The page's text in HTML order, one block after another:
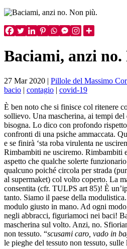
Baciami, anzi
27 Mar 2020 | Pillole del Massimo
bacio | contagio | covid-19
È ben noto che si finisce col ritenere
sollievo. Una mascherina, ai tempi
bisogna. Lo dico con profondo
confronti di una psiche ammaccata.
e se finirà ‘sta roba virulenta ne
Rimbambiti ne usciremo. Rimbambiti
aspetto che qualche solerte
qualcuno poiché circola per strada
al supermaket) col volto coperto. La
consentita (cfr. TULPS art 85)! È
tanto. Siamo il paese della
modulo giusto in mano. Ad ogni
negli abbracci, figuriamoci nei baci!
mascherina sul volto. Anzi, no.
non tessuto. “scusami caro, vado in
le pieghe del tessuto non tessuto,